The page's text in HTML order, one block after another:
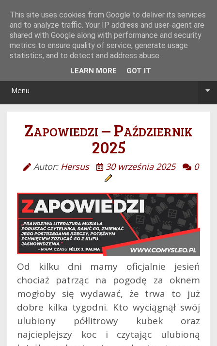
Menu
Zapowiedzi – Październik
2025
Autor: Hersus 30 września 2025 0
Od kilku dni mamy oficjalnie jesień
chociaż patrząc na pogodę za oknem
mogłoby się wydawać, że trwa to już
dobre kilka tygodni. Kto wyciągnął swój
ulubiony półlitrowy kubek oraz
najcieplejszy koc i czytając ulubioną
This site uses cookies from Google to deliver its services
and to analyze traffic. Your IP address and user-agent are
shared with Google along with performance and security
metrics to ensure quality of service, generate usage
statistics, and to detect and address abuse.
LEARN MORE GOT IT